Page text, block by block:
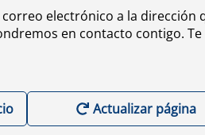
electrónico a la dirección
en contacto contigo. Te
Actualizar página